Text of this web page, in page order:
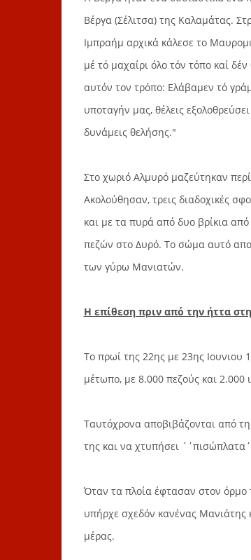
Βέργα (Σέλιτσα) της Καλαμάτας.
Ιμπραήμ αρχικά κάλεσε το
μέ τό μαχαίρι όλο τόν τόπο καί
αυτόν τον τρόπo: Ελάβαμεν τό
υποταγήν μας, θέλεις
δυνάμεις θελήσης."
Στο χωριό Αλμυρό μαζεύτηκαν
Ακολούθησαν, τρεις διαδοχικές
και με τα πυρά από δυο βρίκια
πεζών στο Δυρό. Το σώμα αυτό
των γύρω Μανιατών.
Η επίθεση πριν από την ήττα
Το πρωί της 22ης με 23ης Ιουνιου
μέτωπο, με 8.000 πεζούς και
Ταυτόχρονα αποβιβάζονται από τη
της και να χτυπήσει
Όταν τα πλοία έφτασαν στον
υπήρχε σχεδόν κανένας Μανιάτης
μέρας.